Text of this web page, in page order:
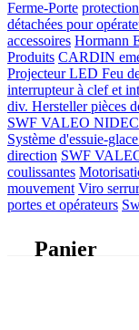
Ferme-Porte
détachées pour
accessoires Hormann
Produits CARDIN
Projecteur LED Feu
interrupteur à clef et
div. Herstellerpièces
SWF VALEO
Système d'essuie-
direction SWF
coulissantes
mouvement Viro
portes et opérateurs
Panier